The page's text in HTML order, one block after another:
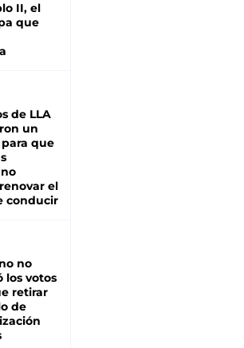
II, el
que
de LLA
un
que
el
conducir
no
los votos
retirar
de